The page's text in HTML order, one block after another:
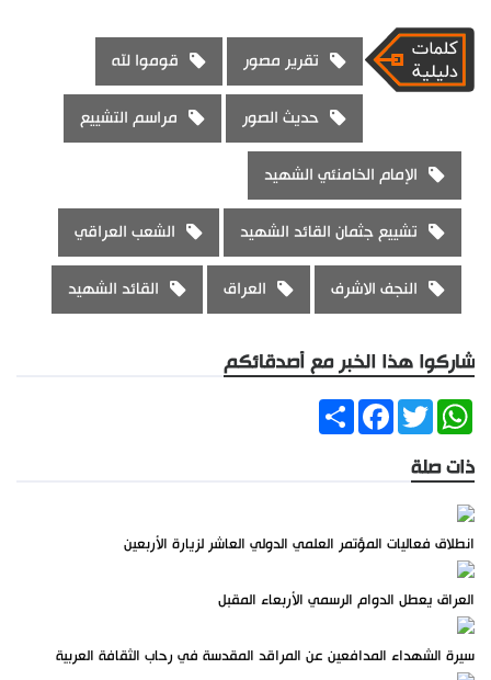
تقرير مصور قوموا لله
حديث الصور مراسم التشييع
الإمام الخامنئي الشهيد
تشييع جثمان القائد الشهيد الشعب العراقي
النجف الاشرف العراق القائد الشهيد
شاركوا هذا الخبر مع أصدقائكم
ShareFacebookTwitter
WhatsApp
ذات صلة
انطلاق فعاليات المؤتمر العلمي الدولي العاشر لزيارة الأربعين
العراق يعطل الدوام الرسمي الأربعاء المقبل
سيرة الشهداء المدافعين عن المراقد المقدسة في رحاب الثقافة العربية